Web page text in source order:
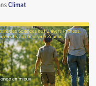
Climat